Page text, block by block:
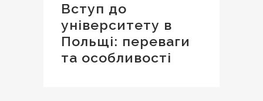
Вступ до
університету в
Польщі: переваги
та особливості